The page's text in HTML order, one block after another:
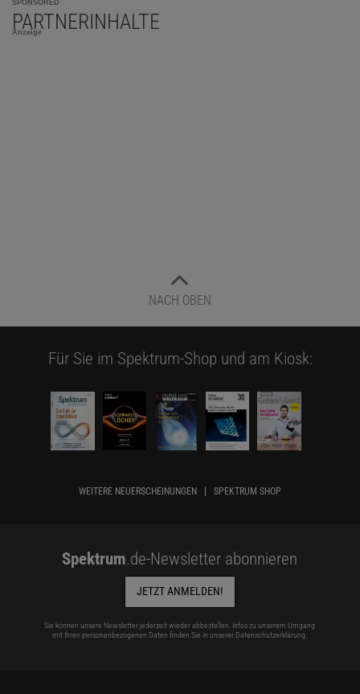
SPONSORED
PARTNERINHALTE
Anzeige
NACH OBEN
Für Sie im Spektrum-Shop und am Kiosk:
WEITERE NEUERSCHEINUNGEN SPEKTRUM SHOP
Spektrum.de-Newsletter abonnieren
JETZT ANMELDEN!
Sie können unsere Newsletter jederzeit wieder abbestellen. Infos zu unserem Umgang
mit Ihren personenbezogenen Daten finden Sie in unserer Datenschutzerklärung.